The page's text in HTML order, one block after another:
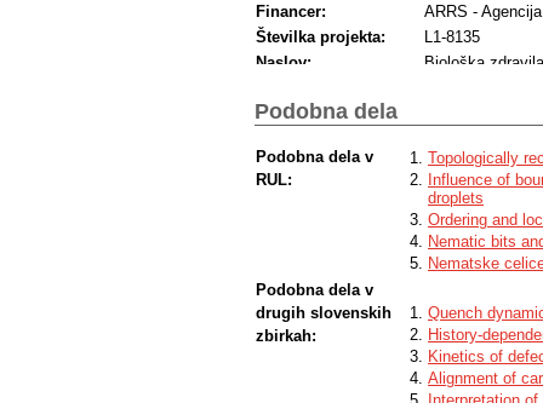
Financer:
ARRS -
Številka projekta:
L1-8135
Naslov:
Biološka
Financer:
Program financ.:
United States
Številka projekta:
FA9550-15-1-
Nematic
Drugi - Drug
Ministerio de
Investigación
Številka projekta:
Financer:
EC - European
European
Podobna dela
Podobna dela v
RUL:
Topologically
Influence of
droplets
Ordering and
Nematic bits
Nematske
Podobna dela v
drugih slovenskih
zbirkah:
Quench
History-
Kinetics of
Alignment of